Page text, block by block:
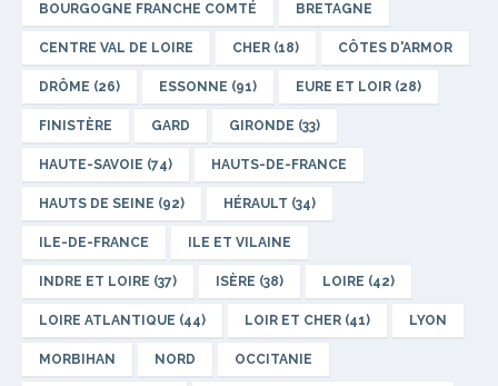
BOURGOGNE FRANCHE COMTÉ BRETAGNE
CENTRE VAL DE LOIRE CHER (18) CÔTES D'ARMOR
DRÔME (26) ESSONNE (91) EURE ET LOIR (28)
FINISTÈRE GARD GIRONDE (33)
HAUTE-SAVOIE (74) HAUTS-DE-FRANCE
HAUTS DE SEINE (92) HÉRAULT (34)
ILE-DE-FRANCE ILE ET VILAINE
INDRE ET LOIRE (37) ISÈRE (38) LOIRE (42)
LOIRE ATLANTIQUE (44) LOIR ET CHER (41) LYON
MORBIHAN NORD OCCITANIE